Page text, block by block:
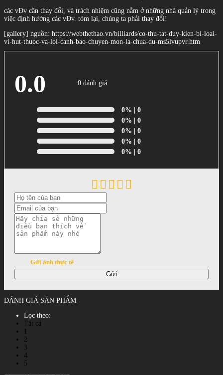
các vĐv cần thay đổi, và trách nhiệm cũng nằm ở những nhà quản lý trong
việc định hướng các vĐv. tóm lại, chúng ta phải thay đổi!
[gallery] nguồn: https://webthethao.vn/billiards/co-thu-tat-duy-kien-bi-loai-
vi-hut-thuoc-va-loi-canh-bao-chuyen-mon-la-chua-du-ms5lvupvr.htm
0.0 0 đánh giá
0% | 0
0% | 0
0% | 0
0% | 0
0% | 0
Gửi ảnh thực tế
Gửi
ĐÁNH GIÁ SẢN PHẨM
Lọc theo:
Tất cả
2
3
4
5